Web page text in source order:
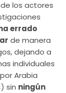
los actores
errado
de manera
dejando a
individuales
Arabia
sin ningún